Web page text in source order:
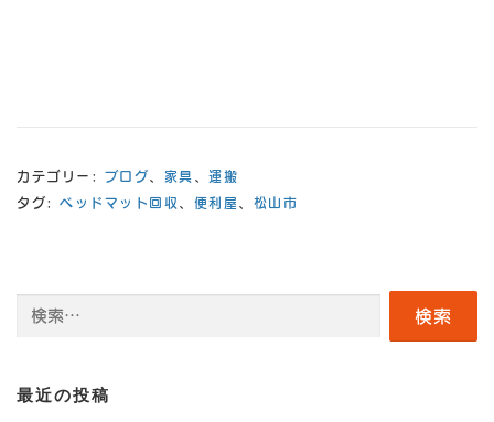
カテゴリー: ブログ 家具
運搬
タグ: ベッドマット回収 便利屋 松山市
最近の投稿